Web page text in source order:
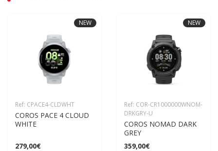
NEW
Ref: CPACE4-CLDWHT
COROS PACE 4 CLOUD
WHITE
279,00€
NEW
Ref: COR-CR1000000WNOM-
DRKGRY-U
COROS NOMAD DARK
GREY
359,00€